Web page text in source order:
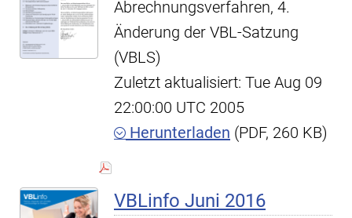
Abrechnungsverfahren, 4.
Änderung der VBL-Satzung
(VBLS)
Zuletzt aktualisiert: Tue Aug 09
22:00:00 UTC 2005
Herunterladen (PDF, 260 KB)
VBLinfo Juni 2016